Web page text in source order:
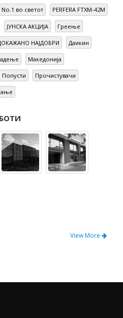
No.1 во светот PERFERA FTXM-42M
ЈУНСКА АКЦИЈА Греење
НАЈДОБРИ Даикин
Македонија
Попусти Прочистувачи
View More